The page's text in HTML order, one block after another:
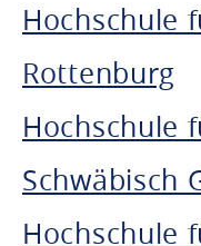
Hochschule
Rottenburg
Hochschule
Schwäbisch
Hochschule